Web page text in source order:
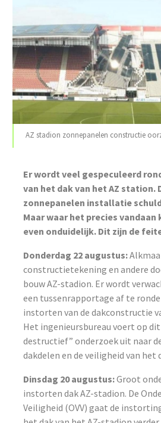
AZ stadion zonnepanelen constructie
Er wordt veel gespeculeerd
van het dak van het AZ station.
zonnepanelen installatie
Maar waar het precies
even onduidelijk. Dit zijn de
Donderdag 22 augustus:
constructietekening en andere
bouw AZ-stadion. Er wordt
een tussenrapportage af te
instorten van de dakconstructie
Het ingenieursbureau voert op
destructief” onderzoek uit naar
dakdelen en de veiligheid van het
Dinsdag 20 augustus:Groot
instorten dak AZ-stadion. De
Veiligheid (OVV) gaat de